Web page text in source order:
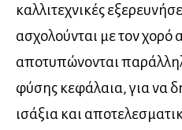
καλλιτεχνικές
ασχολούνται με τον χορό
αποτυπώνονται
φύσης κεφάλαια, για να
ισάξια και